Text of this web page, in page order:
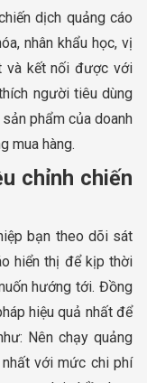
dịch quảng cáo
nhân khẩu học, vị
và kết nối được với
người tiêu dùng
phẩm của doanh
mua hàng.
chỉnh chiến
bạn theo dõi sát
hiển thị để kịp thời
hướng tới. Đồng
hiệu quả nhất để
Nên chạy quảng
với mức chi phí